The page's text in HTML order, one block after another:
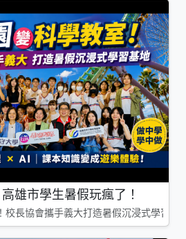
雄市學生暑假玩瘋了！
校長協會攜手義大打造暑假沉浸式學習基